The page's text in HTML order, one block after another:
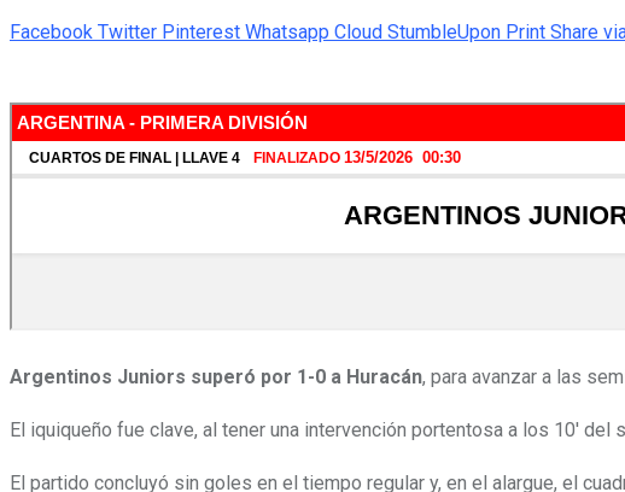
Facebook Twitter Pinterest Whatsapp Cloud StumbleUpon Print Share
Argentinos Juniors superó por 1-0 a Huracán, para avanzar a las
El iquiqueño fue clave, al tener una intervención portentosa a los 10′ del
El partido concluyó sin goles en el tiempo regular y, en el alargue, el